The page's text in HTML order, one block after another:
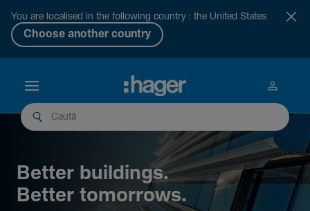
You are localised in the following country : the United States
Choose another country
Better buil­dings.
Better tomor­rows.